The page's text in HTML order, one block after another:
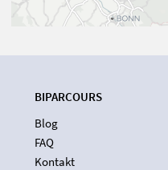
BIPARCOURS
Blog
FAQ
Kontakt